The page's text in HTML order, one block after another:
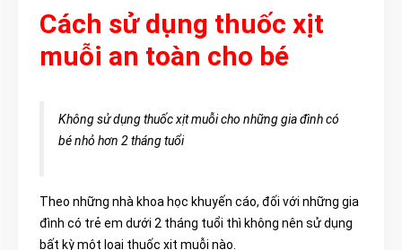
Cách sử dụng thuốc xịt
muỗi an toàn cho bé
Không sử dụng thuốc xịt muỗi cho những gia đình có
bé nhỏ hơn 2 tháng tuổi
Theo những nhà khoa học khuyến cáo, đối với những gia
đình có trẻ em dưới 2 tháng tuổi thì không nên sử dụng
bất kỳ một loại thuốc xịt muỗi nào.